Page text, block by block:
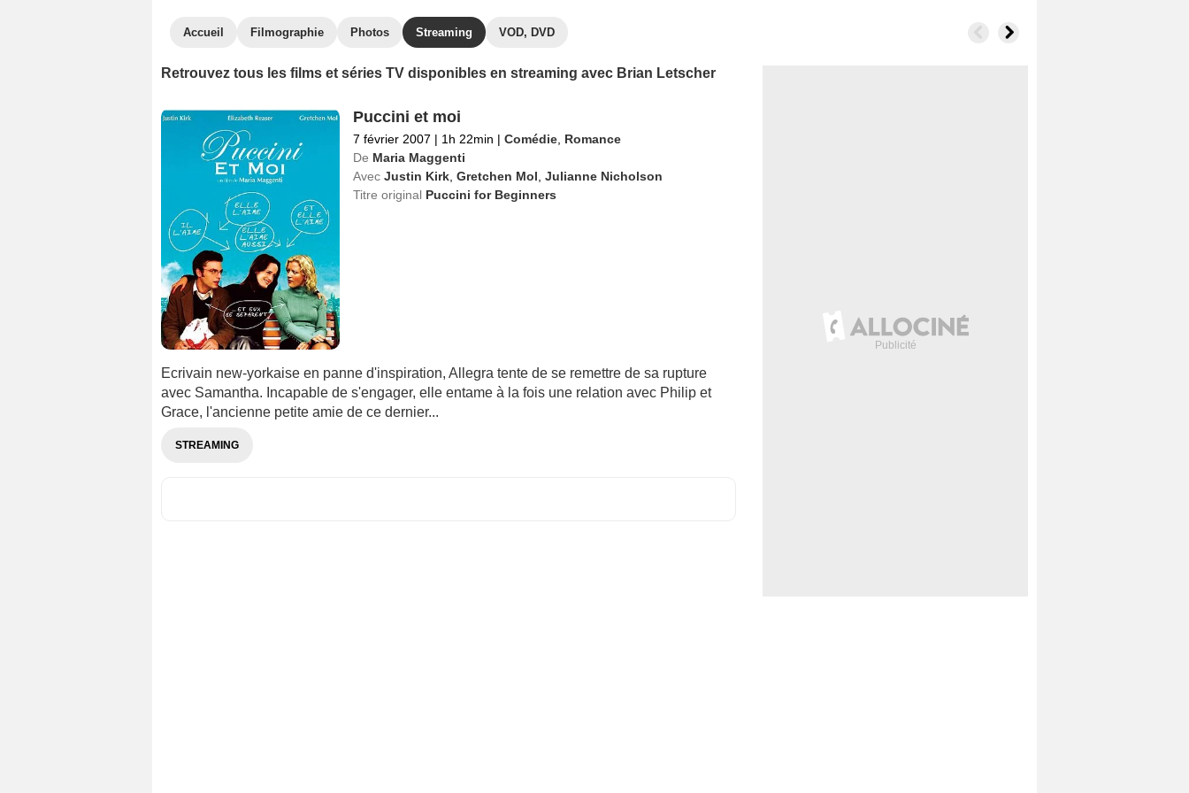
Accueil Filmographie Photos Streaming VOD, DVD
Retrouvez tous les films et séries TV disponibles en streaming avec Brian Letscher
Puccini et moi
7 février 2007 | 1h 22min | Comédie, Romance
De Maria Maggenti
Avec Justin Kirk, Gretchen Mol Julianne Nicholson
Titre original Puccini for Beginners
Ecrivain new-yorkaise en panne d'inspiration, Allegra tente de se remettre de sa rupture
avec Samantha. Incapable de s'engager, elle entame à la fois une relation avec Philip et
Grace, l'ancienne petite amie de ce dernier...
STREAMING